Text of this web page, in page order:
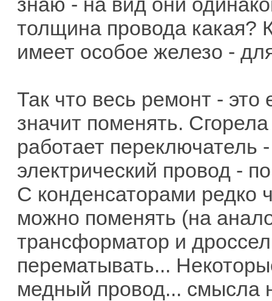
толщина провода какая?
имеет особое железо -
Так что весь ремонт - это
значит поменять.
работает переключатель
электрический провод -
С конденсаторами редко
можно поменять (на
трансформатор и
перематывать...
медный провод... смысла